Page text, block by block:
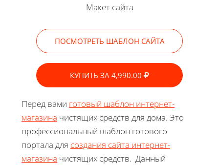
Макет сайта
ПОСМОТРЕТЬ ШАБЛОН САЙТА
КУПИТЬ ЗА 4,990.00
Перед вами готовый шаблон интернет-
магазина чистящих средств для дома. Это
профессиональный шаблон готового
портала для создания сайта интернет-
магазина чистящих средств. Данный